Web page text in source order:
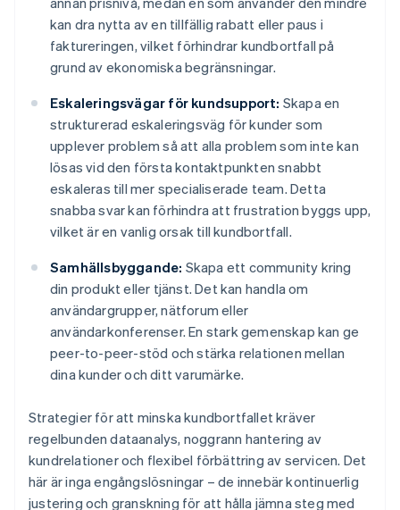
kan dra nytta av en tillfällig rabatt eller paus i
faktureringen, vilket förhindrar kundbortfall på
grund av ekonomiska begränsningar.
Eskaleringsvägar för kundsupport: Skapa en
strukturerad eskaleringsväg för kunder som
upplever problem så att alla problem som inte kan
lösas vid den första kontaktpunkten snabbt
eskaleras till mer specialiserade team. Detta
snabba svar kan förhindra att frustration byggs upp,
vilket är en vanlig orsak till kundbortfall.
Samhällsbyggande: Skapa ett community kring
din produkt eller tjänst. Det kan handla om
användargrupper, nätforum eller
användarkonferenser. En stark gemenskap kan ge
peer-to-peer-stöd och stärka relationen mellan
dina kunder och ditt varumärke.
Strategier för att minska kundbortfallet kräver
regelbunden dataanalys, noggrann hantering av
kundrelationer och flexibel förbättring av servicen. Det
här är inga engångslösningar – de innebär kontinuerlig
justering och granskning för att hålla jämna steg med